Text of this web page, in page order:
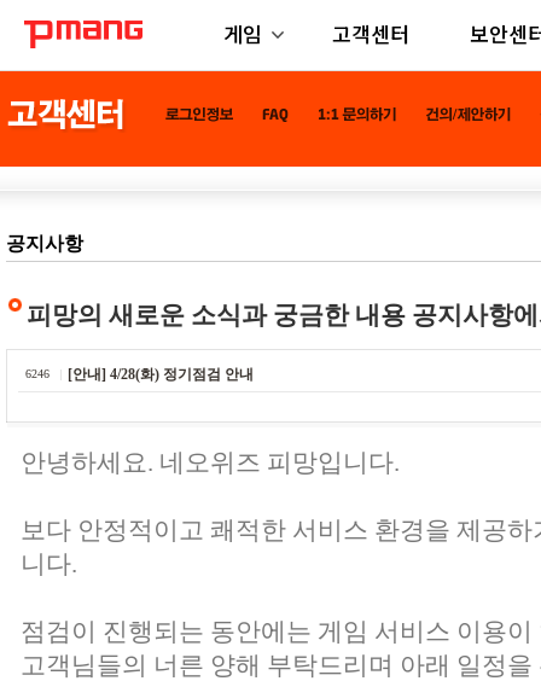
게임 고객센터 보안센
공지사항
피망의 새로운 소식과 궁금한 내용 공지사항
6246 [안내] 4/28(화) 정기점검 안내
안녕하세요. 네오위즈 피망입니다.
보다 안정적이고 쾌적한 서비스 환경을 제공
니다.
점검이 진행되는 동안에는 게임 서비스 이용
고객님들의 너른 양해 부탁드리며 아래 일정